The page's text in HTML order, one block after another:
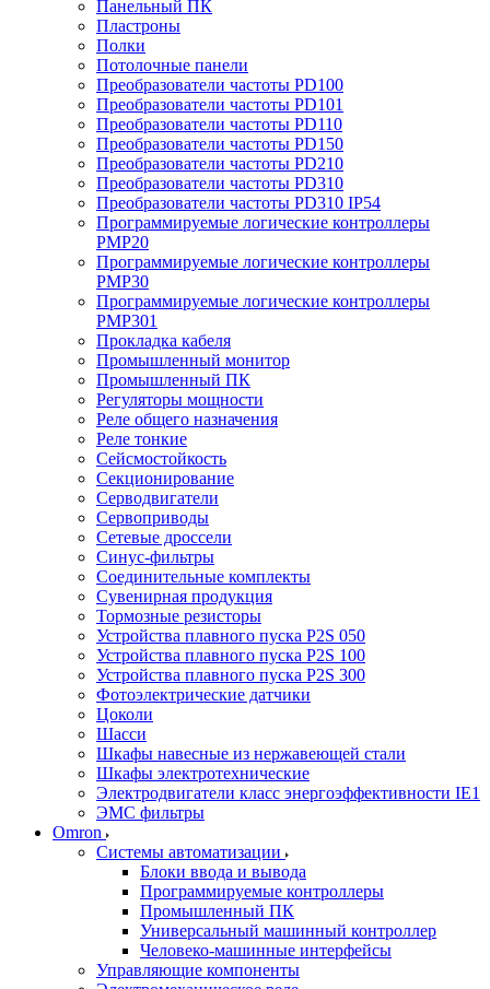
Панельный ПК
Пластроны
Полки
Потолочные панели
Преобразователи частоты PD100
Преобразователи частоты PD101
Преобразователи частоты PD110
Преобразователи частоты PD150
Преобразователи частоты PD210
Преобразователи частоты PD310
Преобразователи частоты PD310 IP54
Программируемые логические контроллеры
PMP20
Программируемые логические контроллеры
PMP30
Программируемые логические контроллеры
PMP301
Прокладка кабеля
Промышленный монитор
Промышленный ПК
Регуляторы мощности
Реле общего назначения
Реле тонкие
Сейсмостойкость
Секционирование
Серводвигатели
Сервоприводы
Сетевые дроссели
Синус-фильтры
Соединительные комплекты
Сувенирная продукция
Тормозные резисторы
Устройства плавного пуска P2S 050
Устройства плавного пуска P2S 100
Устройства плавного пуска P2S 300
Фотоэлектрические датчики
Цоколи
Шасси
Шкафы навесные из нержавеющей стали
Шкафы электротехнические
Электродвигатели класс энергоэффективности IE1
ЭМС фильтры
Omron
Системы автоматизации
Блоки ввода и вывода
Программируемые контроллеры
Промышленный ПК
Универсальный машинный контроллер
Человеко-машинные интерфейсы
Управляющие компоненты